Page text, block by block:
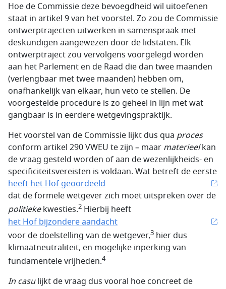
Hoe de Commissie deze bevoegdheid wil uitoefenen
staat in artikel 9 van het voorstel. Zo zou de Commissie
ontwerptrajecten uitwerken in samenspraak met
deskundigen aangewezen door de lidstaten. Elk
ontwerptraject zou vervolgens voorgelegd worden
aan het Parlement en de Raad die dan twee maanden
(verlengbaar met twee maanden) hebben om,
onafhankelijk van elkaar, hun veto te stellen. De
voorgestelde procedure is zo geheel in lijn met wat
gangbaar is in eerdere wetgevingspraktijk.
Het voorstel van de Commissie lijkt dus qua proces
conform artikel 290 VWEU te zijn – maar materieelkan
de vraag gesteld worden of aan de wezenlijkheids- en
specificiteitsvereisten is voldaan. Wat betreft de eerste
heeft het Hof geoordeeld
dat de formele wetgever zich moet uitspreken over de
politiekekwesties.2 Hierbij heeft
het Hof bijzondere aandacht
voor de doelstelling van de wetgever,3 hier dus
klimaatneutraliteit, en mogelijke inperking van
fundamentele vrijheden.4
In casulijkt de vraag dus vooral hoe concreet de